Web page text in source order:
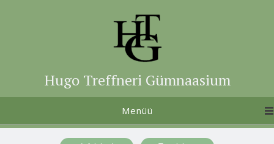
Hugo Treffneri Gümnaasium
Menüü